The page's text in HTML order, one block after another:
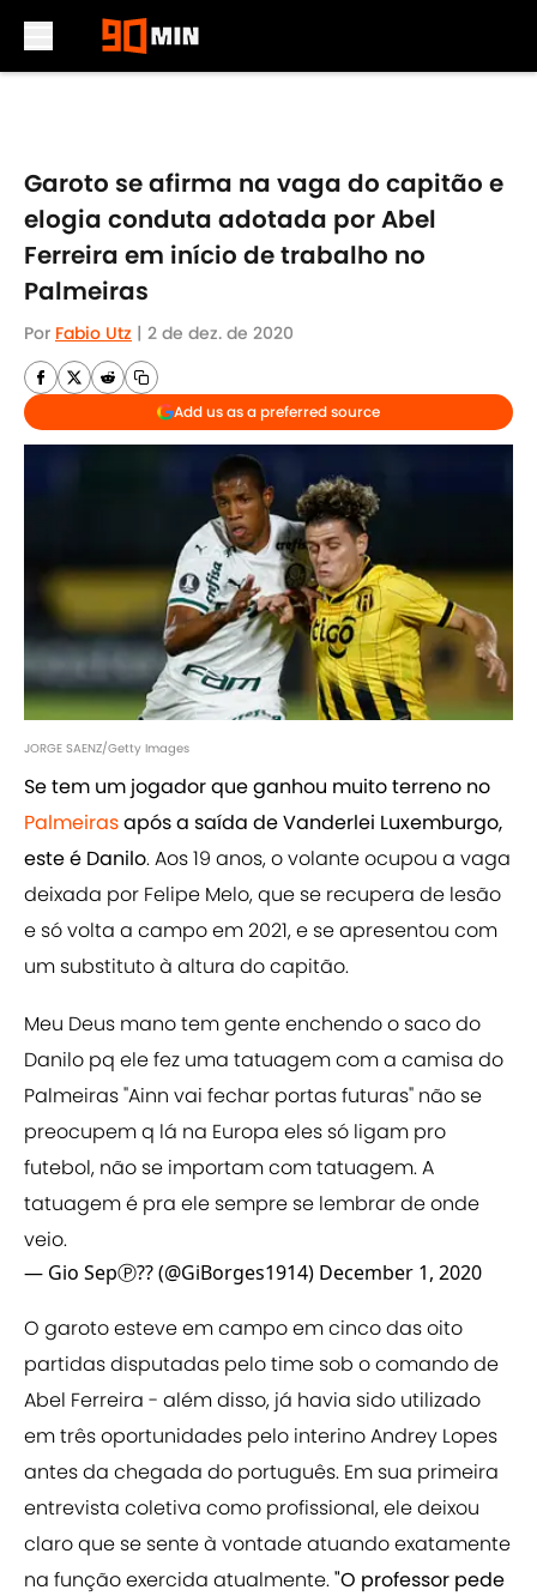
Garoto se afirma na vaga do capitão e
elogia conduta adotada por Abel
Ferreira em início de trabalho no
Palmeiras
Por Fabio Utz | 2 de dez. de 2020
Add us as a preferred source
JORGE SAENZ/Getty Images
Se tem um jogador que ganhou muito terreno no
Palmeirasapós a saída de Vanderlei Luxemburgo,
este é Danilo. Aos 19 anos, o volante ocupou a vaga
deixada por Felipe Melo, que se recupera de lesão
e só volta a campo em 2021, e se apresentou com
um substituto à altura do capitão.
Meu Deus mano tem gente enchendo o saco do
Danilo pq ele fez uma tatuagem com a camisa do
Palmeiras "Ainn vai fechar portas futuras" não se
preocupem q lá na Europa eles só ligam pro
futebol, não se importam com tatuagem. A
tatuagem é pra ele sempre se lembrar de onde
veio.
— Gio SepⓅ?? (@GiBorges1914) December 1, 2020
O garoto esteve em campo em cinco das oito
partidas disputadas pelo time sob o comando de
Abel Ferreira - além disso, já havia sido utilizado
em três oportunidades pelo interino Andrey Lopes
antes da chegada do português. Em sua primeira
entrevista coletiva como profissional, ele deixou
claro que se sente à vontade atuando exatamente
na função exercida atualmente."O professor pede